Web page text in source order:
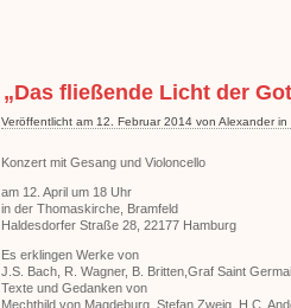
„Das fließende Licht der
Veröffentlicht am 12. Februar 2014 von Alexander in
Konzert mit Gesang und Violoncello
am 12. April um 18 Uhr
in der Thomaskirche, Bramfeld
Haldesdorfer Straße 28, 22177 Hamburg
Es erklingen Werke von
J.S. Bach, R. Wagner, B. Britten,Graf Saint
Texte und Gedanken von
Mechthild von Magdeburg, Stefan Zweig, H.C.